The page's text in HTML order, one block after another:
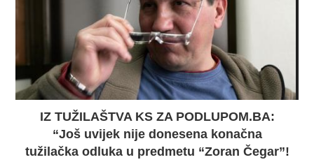
IZ TUŽILAŠTVA KS ZA PODLUPOM.BA:
“Još uvijek nije donesena konačna
tužilačka odluka u predmetu “Zoran Čegar”!